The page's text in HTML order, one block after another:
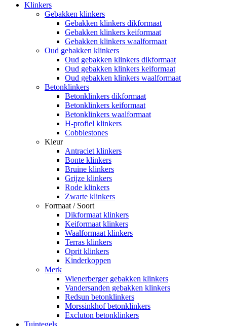
Klinkers
Gebakken klinkers
Gebakken klinkers dikformaat
Gebakken klinkers keiformaat
Gebakken klinkers waalformaat
Oud gebakken klinkers
Oud gebakken klinkers dikformaat
Oud gebakken klinkers keiformaat
Oud gebakken klinkers waalformaat
Betonklinkers
Betonklinkers dikformaat
Betonklinkers keiformaat
Betonklinkers waalformaat
H-profiel klinkers
Cobblestones
Kleur
Antraciet klinkers
Bonte klinkers
Bruine klinkers
Grijze klinkers
Rode klinkers
Zwarte klinkers
Formaat / Soort
Dikformaat klinkers
Keiformaat klinkers
Waalformaat klinkers
Terras klinkers
Oprit klinkers
Kinderkoppen
Merk
Wienerberger gebakken klinkers
Vandersanden gebakken klinkers
Redsun betonklinkers
Morssinkhof betonklinkers
Excluton betonklinkers
Tuintegels